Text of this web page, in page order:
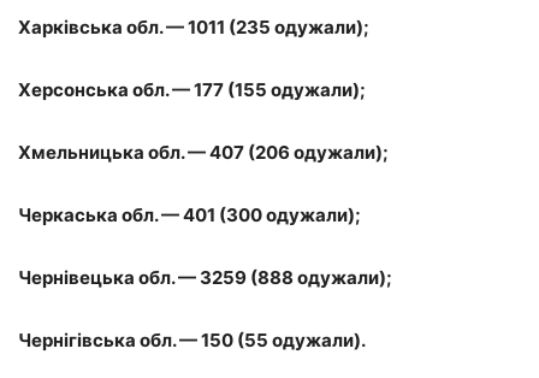
Харківська обл. — 1011 (235 одужали);
Херсонська обл. — 177 (155 одужали);
Хмельницька обл. — 407 (206 одужали);
Черкаська обл. — 401 (300 одужали);
Чернівецька обл. — 3259 (888 одужали);
Чернігівська обл. — 150 (55 одужали).